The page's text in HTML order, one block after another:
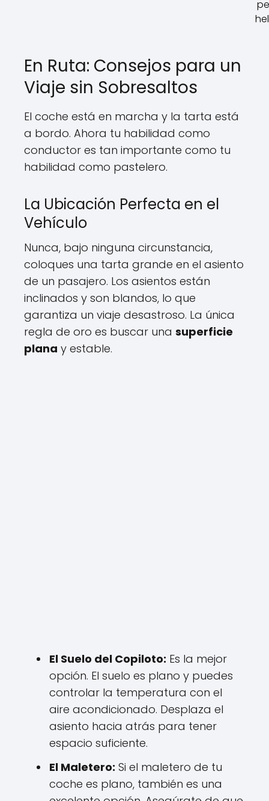
En Ruta: Consejos para un
Viaje sin Sobresaltos
El coche está en marcha y la tarta está
a bordo. Ahora tu habilidad como
conductor es tan importante como tu
habilidad como pastelero.
La Ubicación Perfecta en el
Vehículo
Nunca, bajo ninguna circunstancia,
coloques una tarta grande en el asiento
de un pasajero. Los asientos están
inclinados y son blandos, lo que
garantiza un viaje desastroso. La única
regla de oro es buscar una superficie
plana y estable.
El Suelo del Copiloto: Es la mejor
opción. El suelo es plano y puedes
controlar la temperatura con el
aire acondicionado. Desplaza el
asiento hacia atrás para tener
espacio suficiente.
El Maletero: Si el maletero de tu
coche es plano, también es una